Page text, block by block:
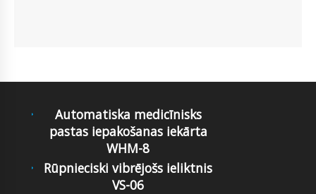
Automatiska medicīnisks
pastas iepakošanas iekārta
WHM-8
Rūpnieciski vibrējošs ieliktnis
VS-06